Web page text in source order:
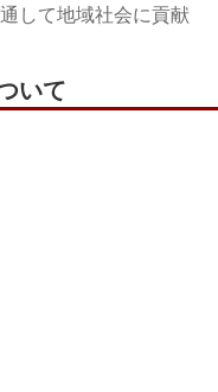
して地域社会に貢献
いて